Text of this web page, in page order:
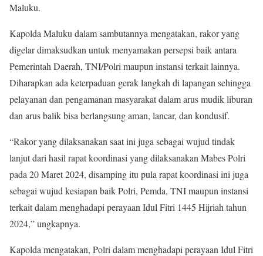
Maluku.
Kapolda Maluku dalam sambutannya mengatakan, rakor yang
digelar dimaksudkan untuk menyamakan persepsi baik antara
Pemerintah Daerah, TNI/Polri maupun instansi terkait lainnya.
Diharapkan ada keterpaduan gerak langkah di lapangan sehingga
pelayanan dan pengamanan masyarakat dalam arus mudik liburan
dan arus balik bisa berlangsung aman, lancar, dan kondusif.
“Rakor yang dilaksanakan saat ini juga sebagai wujud tindak
lanjut dari hasil rapat koordinasi yang dilaksanakan Mabes Polri
pada 20 Maret 2024, disamping itu pula rapat koordinasi ini juga
sebagai wujud kesiapan baik Polri, Pemda, TNI maupun instansi
terkait dalam menghadapi perayaan Idul Fitri 1445 Hijriah tahun
2024,” ungkapnya.
Kapolda mengatakan, Polri dalam menghadapi perayaan Idul Fitri